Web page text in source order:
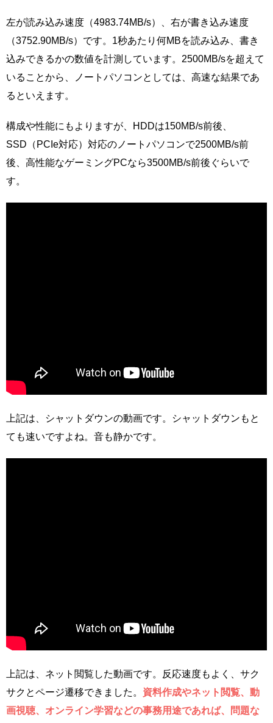
左が読み込み速度（4983.74MB/s）、右が書き込み速度
（3752.90MB/s）です。1秒あたり何MBを読み込み、書き
込みできるかの数値を計測しています。2500MB/sを超えて
いることから、ノートパソコンとしては、高速な結果であ
るといえます。
構成や性能にもよりますが、HDDは150MB/s前後、
SSD（PCIe対応）対応のノートパソコンで2500MB/s前
後、高性能なゲーミングPCなら3500MB/s前後ぐらいで
す。
上記は、シャットダウンの動画です。シャットダウンもと
ても速いですよね。音も静かです。
上記は、ネット閲覧した動画です。反応速度もよく、サク
サクとページ遷移できました。 資料作成やネット閲覧、動
画視聴、オンライン学習などの事務用途であれば、問題な